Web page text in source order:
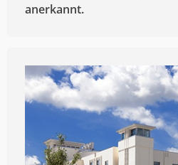
anerkannt.